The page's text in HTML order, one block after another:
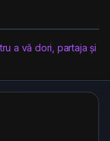
a vă dori, partaja și